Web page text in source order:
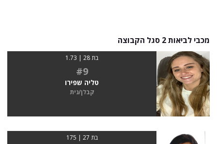
מכבי לביאות 2 סגל הקבוצה
בת 28 | 1.73
#9
טליה שפירו
קבלן/נית
בת 27 | 175